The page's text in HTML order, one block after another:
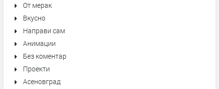
От мерак
Вкусно
Направи сам
Анимации
Без коментар
Проекти
Асеновград